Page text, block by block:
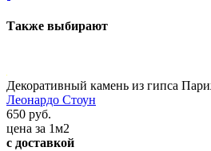
Также выбирают
Декоративный камень из гипса
Леонардо Стоун
650 руб.
цена за 1м2
с доставкой